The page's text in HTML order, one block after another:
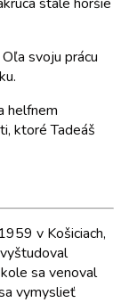
svoju prácu
helfnem
ktoré Tadeáš
v Košiciach,
sa venoval
vymyslieť